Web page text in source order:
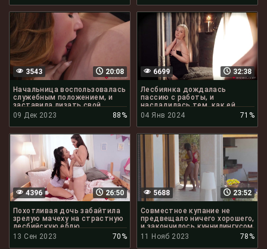
20:08
3543
Начальница воспользовалась
служебным положением, и
заставила лизать свой
клитор
09 Дек 2023 88%
32:38
6699
Лесбиянка дождалась
пассию с работы, и
насладилась тем, как ей
лижут писю
04 Янв 2024 71%
26:50
4396
Похотливая дочь забайтила
зрелую мачеху на страстную
лесбийскую еблю
13 Сен 2023
70%
23:52
5688
Совместное купание не
предвещало ничего хорошего,
и закончилось куннилингусом
11 Нояб 2023
78%